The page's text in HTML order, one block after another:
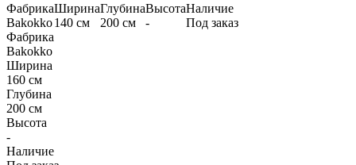
Фабрика
Bakokko
Ширина
140 см
Глубина
200 см
Высота
-
Наличие
Под заказ
Фабрика
Bakokko
Ширина
160 см
Глубина
200 см
Высота
-
Наличие